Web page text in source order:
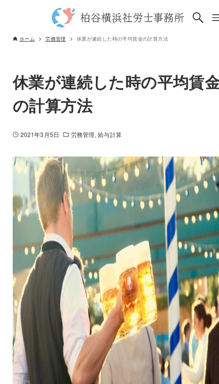
ホーム 労務管理 休業が連続した時の平均賃金の計算方法
休業が連続した時の平均賃
の計算方法
2021年3月5日 労務管理 給与計算